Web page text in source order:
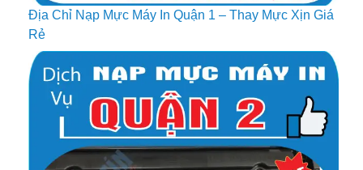
Địa Chỉ Nạp Mực Máy In Quận 1 – Thay Mực Xịn Giá
Rẻ